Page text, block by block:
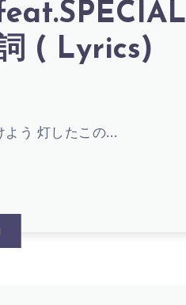
( Lyrics)
よう 灯したこの…